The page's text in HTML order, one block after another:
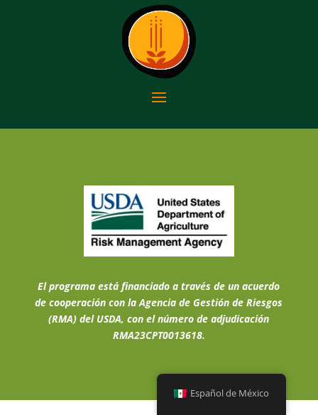
El programa está financiado a través de un acuerdo
de cooperación con la Agencia de Gestión de Riesgos
(RMA) del USDA, con el número de adjudicación
RMA23CPT0013618.
Español de México